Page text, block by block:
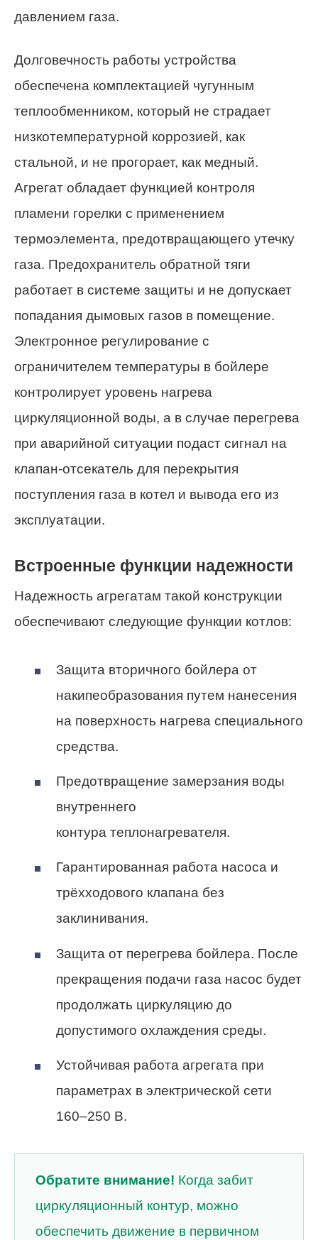
давлением газа.
Долговечность работы устройства
обеспечена комплектацией чугунным
теплообменником, который не страдает
низкотемпературной коррозией, как
стальной, и не прогорает, как медный.
Агрегат обладает функцией контроля
пламени горелки с применением
термоэлемента, предотвращающего утечку
газа. Предохранитель обратной тяги
работает в системе защиты и не допускает
попадания дымовых газов в помещение.
Электронное регулирование с
ограничителем температуры в бойлере
контролирует уровень нагрева
циркуляционной воды, а в случае перегрева
при аварийной ситуации подаст сигнал на
клапан-отсекатель для перекрытия
поступления газа в котел и вывода его из
эксплуатации.
Встроенные функции надежности
Надежность агрегатам такой конструкции
обеспечивают следующие функции котлов:
Защита вторичного бойлера от
накипеобразования путем нанесения
на поверхность нагрева специального
средства.
Предотвращение замерзания воды
внутреннего
контура теплонагревателя.
Гарантированная работа насоса и
трёхходового клапана без
заклинивания.
Защита от перегрева бойлера. После
прекращения подачи газа насос будет
продолжать циркуляцию до
допустимого охлаждения среды.
Устойчивая работа агрегата при
параметрах в электрической сети
160–250 В.
Обратите внимание! Когда забит
циркуляционный контур, можно
обеспечить движение в первичном